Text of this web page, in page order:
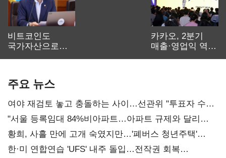
비트코인도
국가자산으로…'
카카오, 2분기
매출·영업익 역대
주요 뉴스
여야 재검토 놓고 충돌하는 사이…선관위 "투표자 수
오차 당연"
"서울 등록임대 84%비아파트…아파트 규제와 달리
해야"
황희, 사흘 만에 고개 숙였지만…'폐버스 청년주택'
후폭풍
한·미 연합연습 'UFS' 내주 돌입…전작권 회복